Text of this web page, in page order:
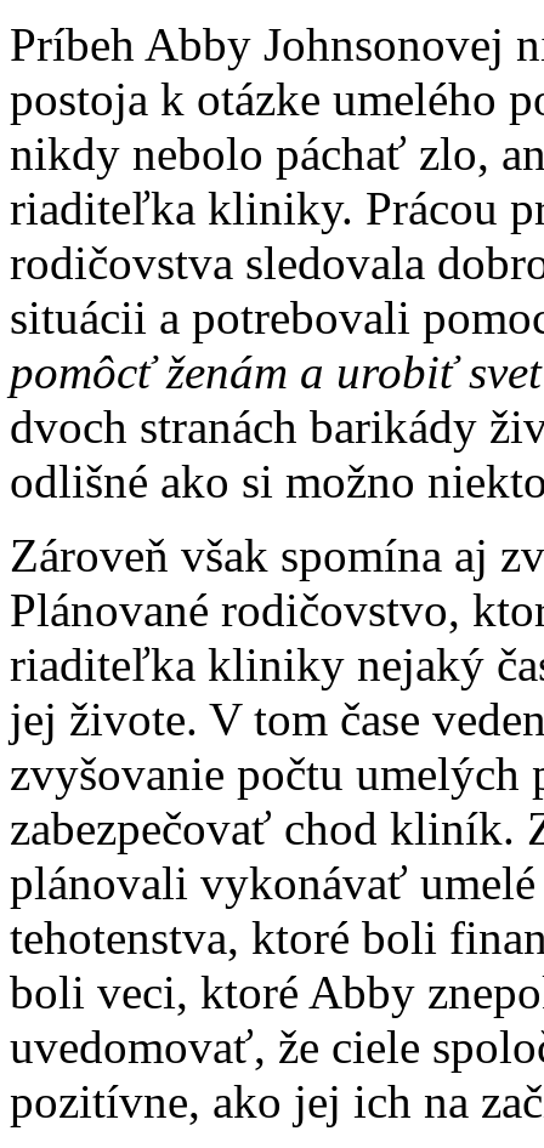
Príbeh Abby Johnsonovej
postoja k otázke umelého
nikdy nebolo páchať zlo,
riaditeľka kliniky. Prácou
rodičovstva sledovala
situácii a potrebovali
pomôcť ženám a urobiť
dvoch stranách barikády
odlišné ako si možno
Zároveň však spomína aj
Plánované rodičovstvo,
riaditeľka kliniky nejaký
jej živote. V tom čase
zvyšovanie počtu
zabezpečovať chod kliník.
plánovali vykonávať
tehotenstva, ktoré boli
boli veci, ktoré Abby
uvedomovať, že ciele
pozitívne, ako jej ich na